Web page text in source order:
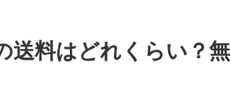
送料はどれくらい？無